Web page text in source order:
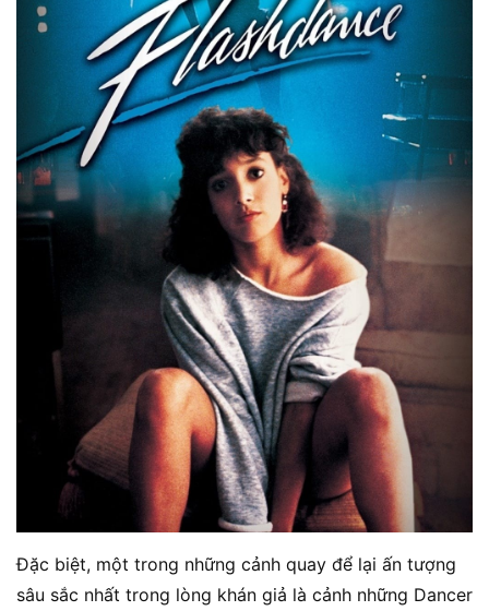
Đặc biệt, một trong những cảnh quay để lại ấn tượng
sâu sắc nhất trong lòng khán giả là cảnh những Dancer